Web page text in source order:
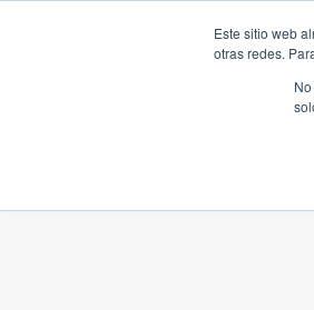
Este sitio web
otras redes.